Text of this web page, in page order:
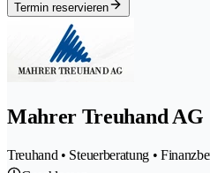
Termin reservieren
Mahrer Treuhand AG
Treuhand • Steuerberatung •